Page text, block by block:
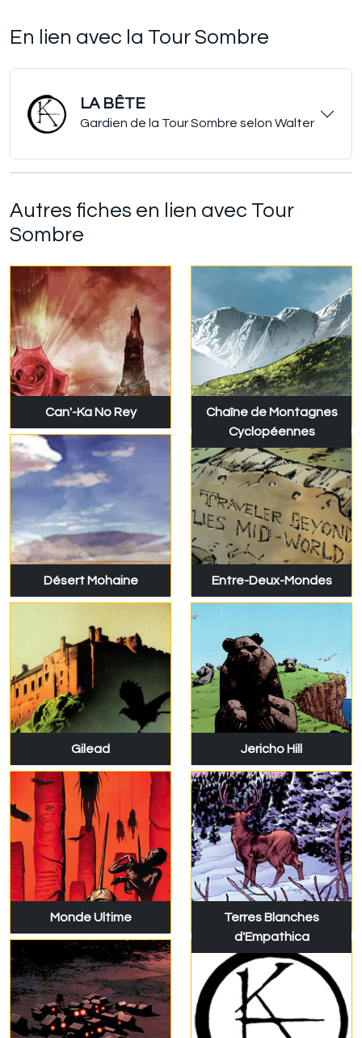
En lien avec la Tour Sombre
LA BÊTE
Gardien de la Tour Sombre selon Walter
Autres fiches en lien avec Tour
Sombre
Can'-Ka No Rey
Chaîne de Montagnes
Cyclopéennes
Désert Mohaine Entre-Deux-Mondes
Gilead Jericho Hill
Monde Ultime
Terres Blanches
d'Empathica